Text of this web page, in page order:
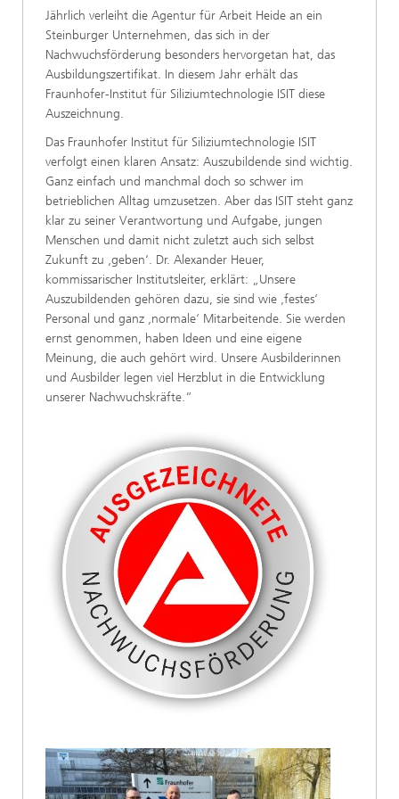
Jährlich verleiht die Agentur für Arbeit Heide an ein
Steinburger Unternehmen, das sich in der
Nachwuchsförderung besonders hervorgetan hat, das
Ausbildungszertifikat. In diesem Jahr erhält das
Fraunhofer-Institut für Siliziumtechnologie ISIT diese
Auszeichnung.
Das Fraunhofer Institut für Siliziumtechnologie ISIT
verfolgt einen klaren Ansatz: Auszubildende sind wichtig.
Ganz einfach und manchmal doch so schwer im
betrieblichen Alltag umzusetzen. Aber das ISIT steht ganz
klar zu seiner Verantwortung und Aufgabe, jungen
Menschen und damit nicht zuletzt auch sich selbst
Zukunft zu ‚geben‘. Dr. Alexander Heuer,
kommissarischer Institutsleiter, erklärt: „Unsere
Auszubildenden gehören dazu, sie sind wie ‚festes‘
Personal und ganz ‚normale‘ Mitarbeitende. Sie werden
ernst genommen, haben Ideen und eine eigene
Meinung, die auch gehört wird. Unsere Ausbilderinnen
und Ausbilder legen viel Herzblut in die Entwicklung
unserer Nachwuchskräfte.“